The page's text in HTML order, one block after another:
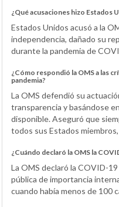
¿Qué acusaciones hizo Estados
Estados Unidos acusó a la
independencia, dañado su
durante la pandemia de
¿Cómo respondió la OMS a las
pandemia?
La OMS defendió su
transparencia y basándose
disponible. Aseguró que
todos sus Estados
¿Cuándo declaró la OMS la
La OMS declaró la COVID-
pública de importancia
cuando había menos de 100